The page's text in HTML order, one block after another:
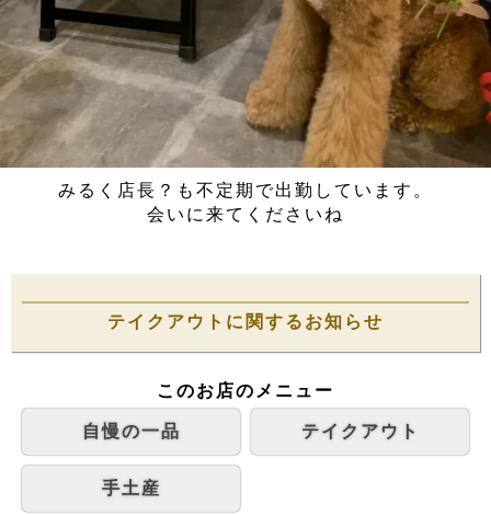
みるく店長？も不定期で出勤しています。
会いに来てくださいね
テイクアウトに関するお知らせ
このお店のメニュー
自慢の一品 テイクアウト
手土産